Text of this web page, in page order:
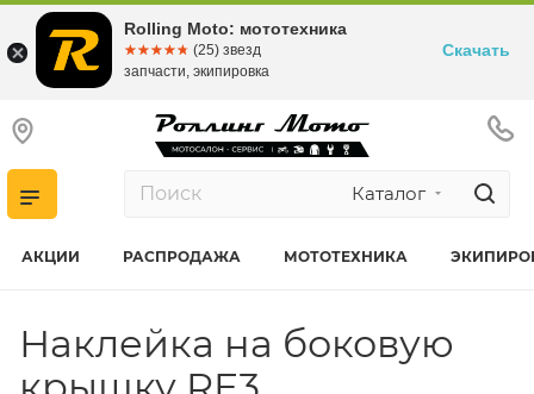
Каталог
АКЦИИ РАСПРОДАЖА МОТОТЕХНИКА
Наклейка на боковую
Rolling Moto: мототехника
☆☆☆☆☆
★★★★★ (25) звезд
запчасти, экипировка
Скачать